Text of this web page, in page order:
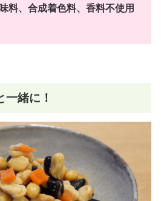
料、合成着色料、香料不使用
一緒に！